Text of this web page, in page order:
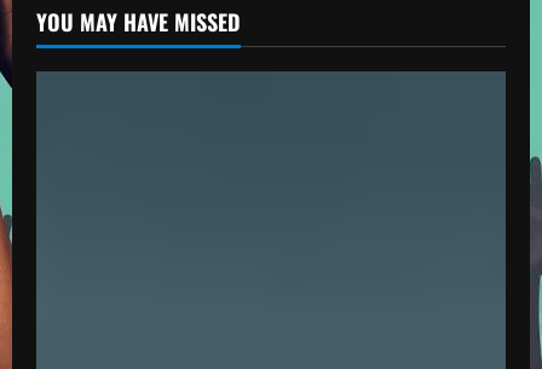
YOU MAY HAVE MISSED